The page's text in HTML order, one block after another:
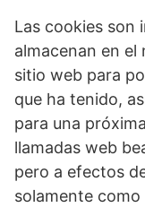
Las cookies son
almacenan en el
sitio web para
que ha tenido,
para una
llamadas web
pero a efectos
solamente como